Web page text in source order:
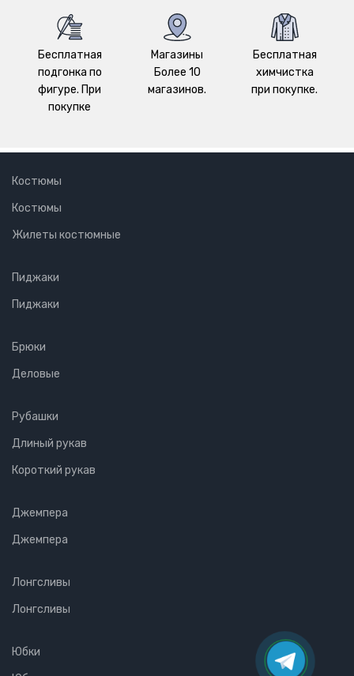
Бесплатная
подгонка по
фигуре. При
покупке
Магазины
Более 10
магазинов.
Бесплатная
химчистка
при покупке.
Костюмы
Костюмы
Жилеты костюмные
Пиджаки
Пиджаки
Брюки
Деловые
Рубашки
Длиный рукав
Короткий рукав
Джемпера
Джемпера
Лонгсливы
Лонгсливы
Юбки